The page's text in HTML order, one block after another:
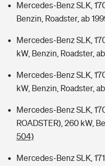
Typklassen: So ist Ihr Auto
Sie haben Fragen?
Mercedes-Benz SLK,
Benzin, Roadster, ab
Mercedes-Benz SLK,
kW, Benzin, Roadster,
Mercedes-Benz SLK,
kW, Benzin, Roadster,
Mercedes-Benz SLK,
ROADSTER), 260 kW,
504)
Mercedes-Benz SLK,